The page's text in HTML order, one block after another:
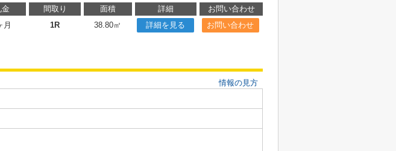
金 間取り 面積 詳細
お問い合わせ
月 1R 38.80㎡ 詳細を見る お問い合わせ
情報の見方